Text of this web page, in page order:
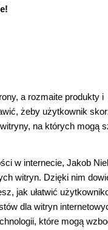
a rozmaite produkty i
żeby użytkownik
na których mogą
w internecie, Jakob
witryn. Dzięki nim
jak ułatwić
dla witryn
które mogą